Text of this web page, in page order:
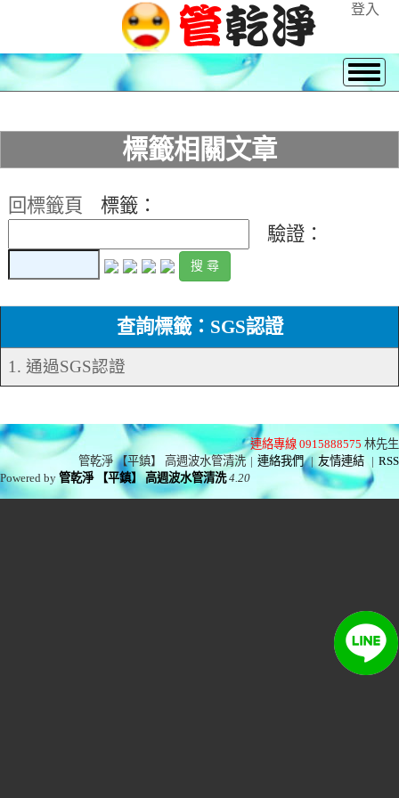
登入
標籤相關文章
回標籤頁
標籤：
驗證：
查詢標籤：SGS認證
1. 通過SGS認證
連絡專線 0915888575 林先生
管乾淨 【平鎮】 高週波水管清洗 | 連絡我們 | 友情連結 | RSS
Powered by管乾淨 【平鎮】 高週波水管清洗 4.20